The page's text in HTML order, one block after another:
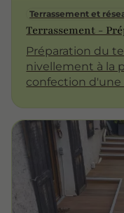
Terrassement et
Terrassement -
Préparation du
nivellement à la
confection
de jardin.